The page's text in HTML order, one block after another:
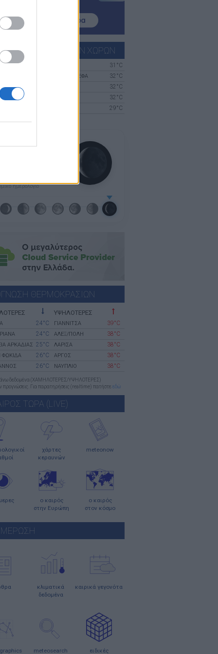
ΓΕΙΤΟΝΙΚΩΝ ΧΩΡΩΝ
31°C
ΛΙΓΑ ΣΥΝΝΕΦΑ 32°C
32°C
32°C
29°C
για περισσότερες πόλεις
ημερολόγιο
ΘΕΡΜΟΚΡΑΣΙΩΝ
24°C
24°C
ΑΡΚΑΔΙΑΣ 25°C
ΦΩΚΙΔΑ 26°C
26°C
ΥΨΗΛΟΤΕΡΕΣ
ΓΙΑΝΝΙΤΣΑ 39°C
ΑΛΕΞ/ΠΟΛΗ 38°C
ΛΑΡΙΣΑ 38°C
ΑΡΓΟΣ 38°C
ΝΑΥΠΛΙΟ 38°C
δεδομένα (ΧΑΜΗΛΟΤΕΡΕΣ/ΥΨΗΛΟΤΕΡΕΣ)
προγνώσεις. Για παρατηρήσεις (realtime) πατήστε εδώ
ΤΩΡΑ (LIVE)
χάρτες
κεραυνών
meteonow
ο καιρός
στην Ευρώπη
ο καιρός
στον κόσμο
κλιματικά
δεδομένα
καιρικά γεγονότα
meteosearch ειδικές